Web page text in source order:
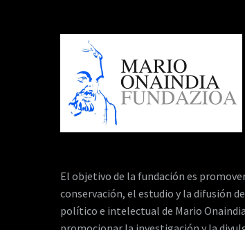
El objetivo de la fundación es
conservación, el estudio y la difusión
político e intelectual de Mario